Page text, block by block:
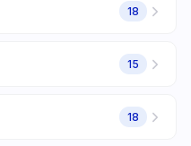
18
15
18